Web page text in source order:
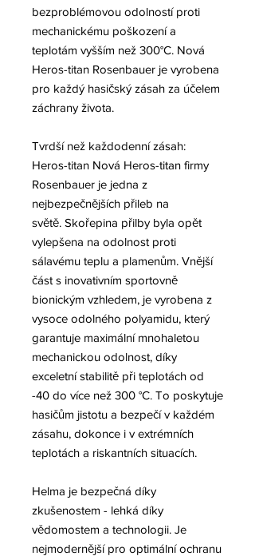
bezproblémovou odolností proti
mechanickému poškození a
teplotám vyšším než 300°C. Nová
Heros-titan Rosenbauer je vyrobena
pro každý hasičský zásah za účelem
záchrany života.
Tvrdší než každodenní zásah:
Heros-titan Nová Heros-titan firmy
Rosenbauer je jedna z
nejbezpečnějších přileb na
světě. Skořepina přilby byla opět
vylepšena na odolnost proti
sálavému teplu a plamenům. Vnější
část s inovativním sportovně
bionickým vzhledem, je vyrobena z
vysoce odolného polyamidu, který
garantuje maximální mnohaletou
mechanickou odolnost, díky
exceletní stabilitě při teplotách od
-40 do více než 300 °C. To poskytuje
hasičům jistotu a bezpečí v každém
zásahu, dokonce i v extrémních
teplotách a riskantních situacích.
Helma je bezpečná díky
zkušenostem - lehká díky
vědomostem a technologii. Je
nejmodernější pro optimální ochranu